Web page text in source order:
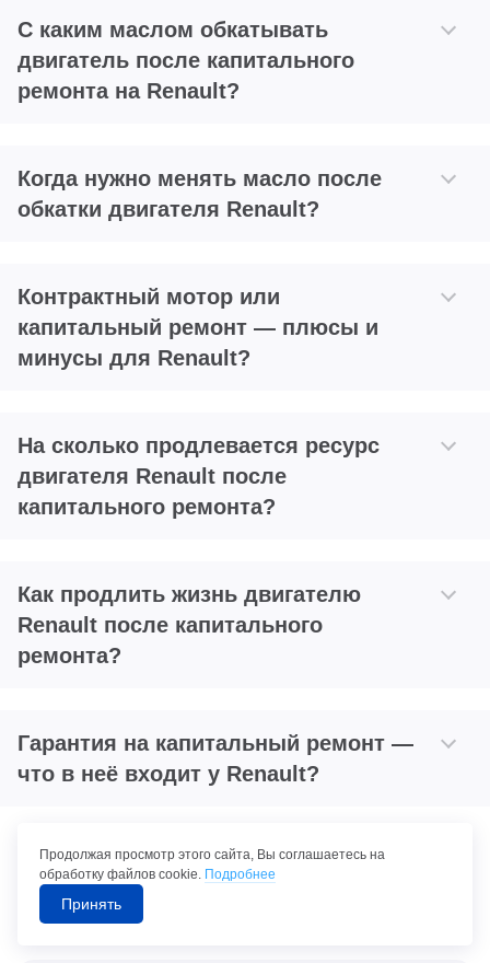
С каким маслом обкатывать
двигатель после капитального
ремонта на Renault?
Когда нужно менять масло после
обкатки двигателя Renault?
Контрактный мотор или
капитальный ремонт — плюсы и
минусы для Renault?
На сколько продлевается ресурс
двигателя Renault после
капитального ремонта?
Как продлить жизнь двигателю
Renault после капитального
ремонта?
Гарантия на капитальный ремонт —
что в неё входит у Renault?
Продолжая просмотр этого сайта, Вы соглашаетесь на
обработку файлов cookie. Подробнее
Принять